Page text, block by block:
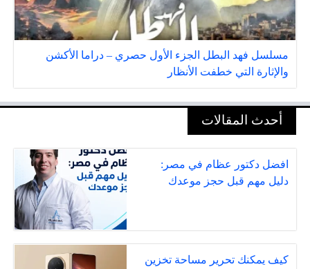
مسلسل فهد البطل الجزء الأول حصري – دراما الأكشن
والإثارة التي خطفت الأنظار
أحدث المقالات
افضل دكتور عظام في مصر:
دليل مهم قبل حجز موعدك
كيف يمكنك تحرير مساحة تخزين